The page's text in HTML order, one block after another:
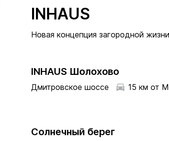
INHAUS
Новая концепция загородной
INHAUS Шолохово
Дмитровское шоссе 15 км от
Солнечный берег